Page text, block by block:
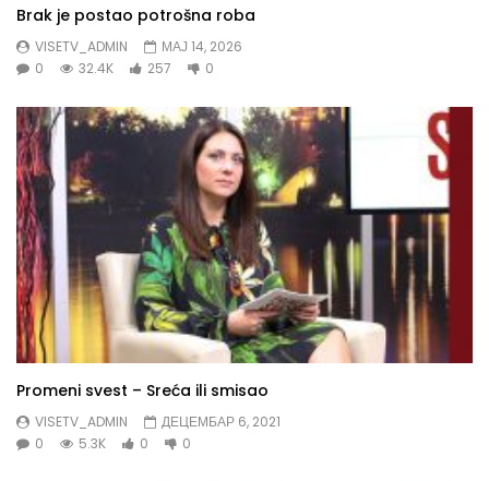
Brak je postao potrošna roba
VISETV_ADMIN
МАЈ 14, 2026
0
32.4K 257 0
Promeni svest – Sreća ili smisao
VISETV_ADMIN
ДЕЦЕМБАР 6, 2021
0
5.3K 0 0